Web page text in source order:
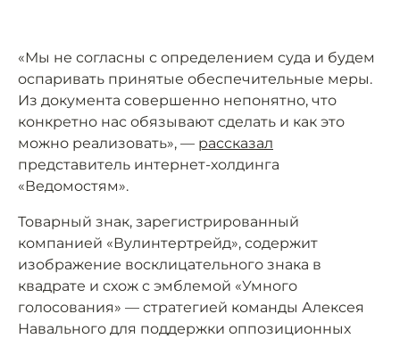
«Мы не согласны с определением суда и будем
оспаривать принятые обеспечительные меры.
Из документа совершенно непонятно, что
конкретно нас обязывают сделать и как это
можно реализовать», — рассказал
представитель интернет-холдинга
«Ведомостям».
Товарный знак, зарегистрированный
компанией «Вулинтертрейд», содержит
изображение восклицательного знака в
квадрате и схож с эмблемой «Умного
голосования» — стратегией команды Алексея
Навального для поддержки оппозиционных